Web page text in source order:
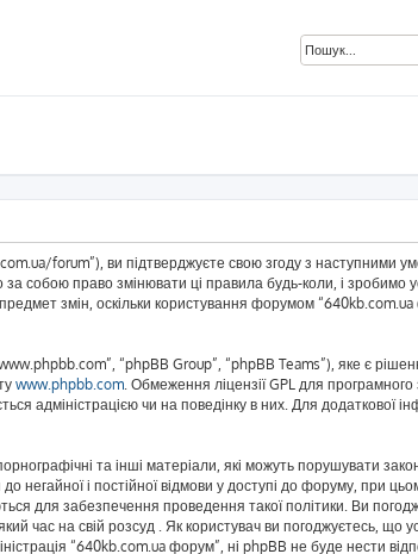
forum”), ви підтверджуєте свою згоду з наступними
собою право змінювати ці правила будь-коли, і зробимо
змін, оскільки користування форумом
“phpBB Group”, “phpBB Teams”), яке є
www.phpbb.com. Обмеження ліцензії GPL для
адміністрацією чи на поведінку в них. Для додаткової
та інші матеріали, які можуть порушувати
негайної і постійної відмови у доступі до форуму, при
для забезпечення проведення такої політики. Ви
час на свій розсуд . Як користувач ви погоджуєтесь, що
“640kb.com.ua форум”, ні phpBB не буде нести